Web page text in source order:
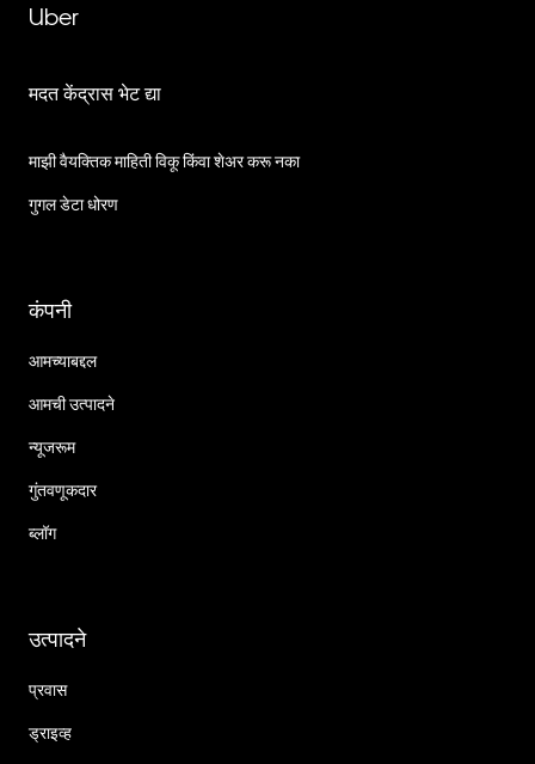
Uber
मदत केंद्रास भेट द्या
माझी वैयक्तिक माहिती विकू किंवा शेअर करू नका
गुगल डेटा धोरण
कंपनी
आमच्याबद्दल
आमची उत्पादने
न्यूजरूम
गुंतवणूकदार
ब्लॉग
उत्पादने
प्रवास
ड्राइव्ह